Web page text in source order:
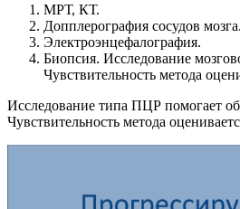
МРТ, КТ.
Допплерография сосудов мозга.
Электроэнцефалография.
Биопсия. Исследование
Чувствительность метода
Исследование типа ПЦР помогает
Чувствительность метода